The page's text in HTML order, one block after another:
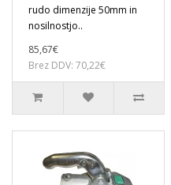
rudo dimenzije 50mm in
nosilnostjo..
85,67€
Brez DDV: 70,22€